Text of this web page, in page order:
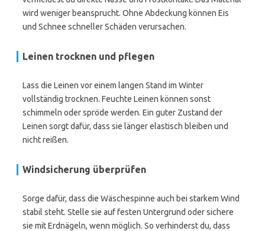
wird weniger beansprucht. Ohne Abdeckung können Eis
und Schnee schneller Schäden verursachen.
Leinen trocknen und pflegen
Lass die Leinen vor einem langen Stand im Winter
vollständig trocknen. Feuchte Leinen können sonst
schimmeln oder spröde werden. Ein guter Zustand der
Leinen sorgt dafür, dass sie länger elastisch bleiben und
nicht reißen.
Windsicherung überprüfen
Sorge dafür, dass die Wäschespinne auch bei starkem Wind
stabil steht. Stelle sie auf festen Untergrund oder sichere
sie mit Erdnägeln, wenn möglich. So verhinderst du, dass